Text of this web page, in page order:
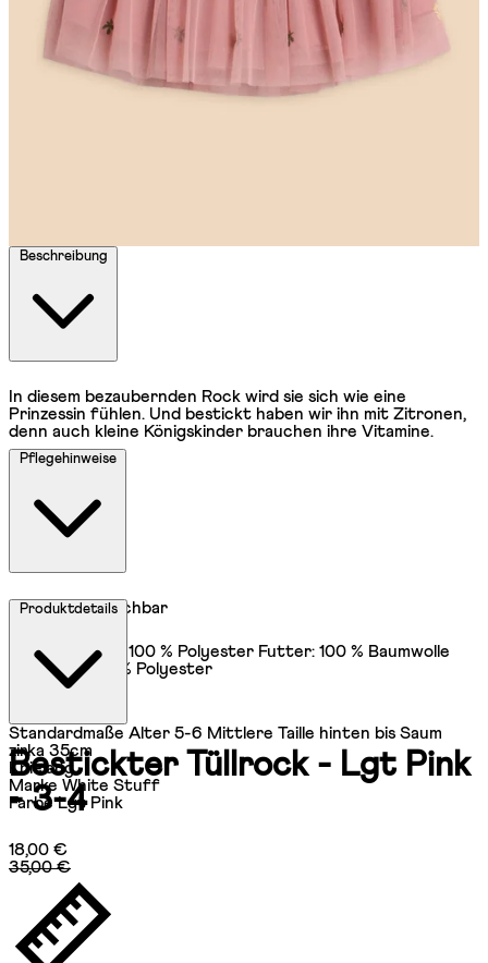
Beschreibung
In diesem bezaubernden Rock wird sie sich wie eine
Prinzessin fühlen. Und bestickt haben wir ihn mit Zitronen,
denn auch kleine Königskinder brauchen ihre Vitamine.
Pflegehinweise
Maschinenwaschbar
Hauptmaterial: 100 % Polyester Futter: 100 % Baumwolle
Stickerei: 100 % Polyester
Produktdetails
Standardmaße Alter 5-6 Mittlere Taille hinten bis Saum
zirka 35cm
Knielang
Marke White Stuff
Farbe Lgt Pink
Bestickter Tüllrock - Lgt Pink
- 3-4
Aktueller Preis: 18,00 €.
18,00 €
35,00 €